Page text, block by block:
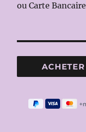
ou Carte Bancaire